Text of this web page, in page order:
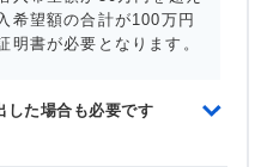
希望額の合計が100万円
明書が必要となります。
した場合も必要です